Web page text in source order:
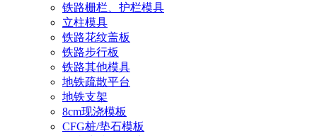
铁路栅栏、护栏模具
立柱模具
铁路花纹盖板
铁路步行板
铁路其他模具
地铁疏散平台
地铁支架
8cm现浇模板
CFG桩/垫石模板